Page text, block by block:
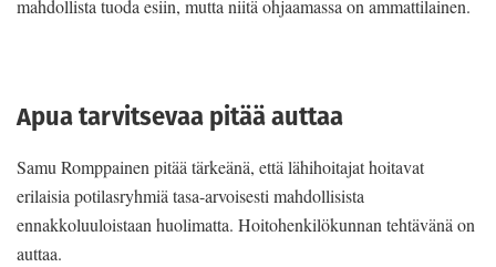
mahdollista tuoda esiin, mutta niitä ohjaamassa on ammattilainen.
Apua tarvitsevaa pitää auttaa
Samu Romppainen pitää tärkeänä, että lähihoitajat hoitavat
erilaisia potilasryhmiä tasa-arvoisesti mahdollisista
ennakkoluuloistaan huolimatta. Hoitohenkilökunnan tehtävänä on
auttaa.